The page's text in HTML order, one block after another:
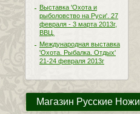
Выставка 'Охота и
рыболовство на Руси'. 27
февраля - 3 марта 2013г,
ВВЦ.
Международная выставка
'Охота. Рыбалка. Отдых'
21-24 февраля 2013г
Магазин Русские Ножи